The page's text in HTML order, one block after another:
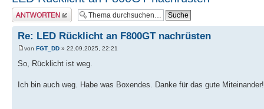
Antwort schreiben
Re: LED Rücklicht an F800GT nachrüsten
von FGT_DD » 22.09.2025, 22:21
So, Rücklicht ist weg.
Ich bin auch weg. Habe was Boxendes. Danke für das gute Miteinander!